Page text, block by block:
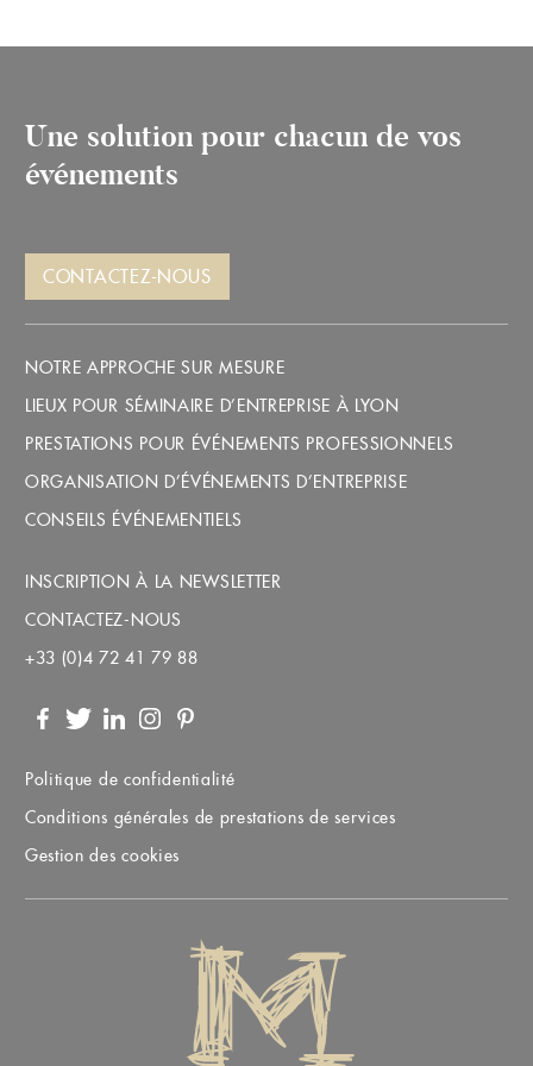
Une solution pour chacun de vos
événements
CONTACTEZ-NOUS
NOTRE APPROCHE SUR MESURE
LIEUX POUR SÉMINAIRE D’ENTREPRISE À LYON
PRESTATIONS POUR ÉVÉNEMENTS PROFESSIONNELS
ORGANISATION D’ÉVÉNEMENTS D’ENTREPRISE
CONSEILS ÉVÉNEMENTIELS
INSCRIPTION À LA NEWSLETTER
CONTACTEZ-NOUS
+33 (0)4 72 41 79 88
Politique de confidentialité
Conditions générales de prestations de services
Gestion des cookies